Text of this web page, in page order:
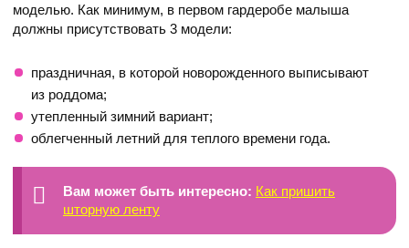
моделью. Как минимум, в первом гардеробе малыша
должны присутствовать 3 модели:
праздничная, в которой новорожденного выписывают
из роддома;
утепленный зимний вариант;
облегченный летний для теплого времени года.
Вам может быть интересно: Как пришить
шторную ленту